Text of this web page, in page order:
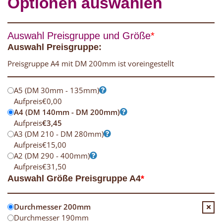
*
Auswahl Preisgruppe und Größe
Auswahl Preisgruppe:
Preisgruppe A4 mit DM 200mm ist voreingestellt
A5 (DM 30mm - 135mm)
Aufpreis€0,00
A4 (DM 140mm - DM 200mm)
Aufpreis€3,45
A3 (DM 210 - DM 280mm)
Aufpreis€15,00
A2 (DM 290 - 400mm)
Aufpreis€31,50
*
Auswahl Größe Preisgruppe A4
Durchmesser 200mm
Durchmesser 190mm